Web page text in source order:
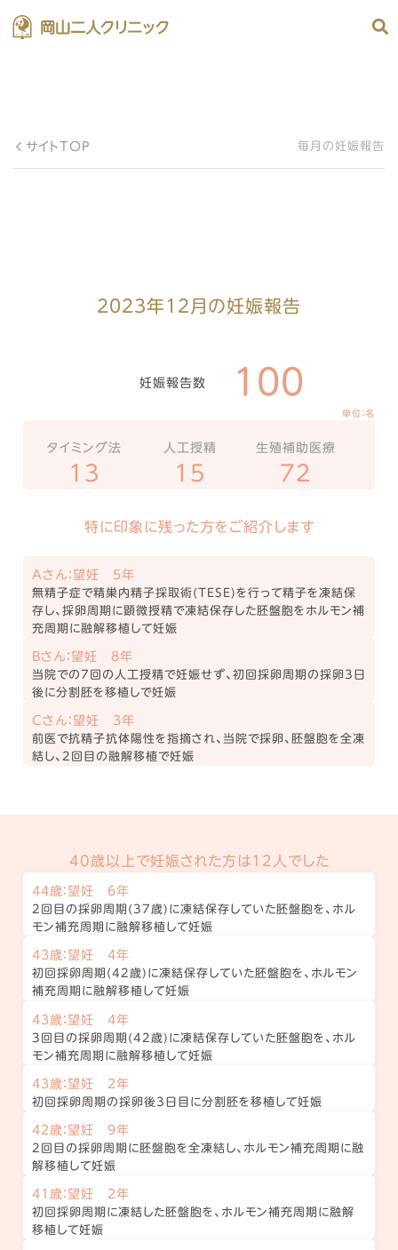
サイトTOP 毎月の妊娠報告
2023年12月の妊娠報告
妊娠報告数 100
単位：名
タイミング法
13
人工授精
15
生殖補助医療
72
特に印象に残った方をご紹介します
Aさん：望妊 5年
無精子症で精巣内精子採取術(TESE)を行って精子を凍結保
存し、採卵周期に顕微授精で凍結保存した胚盤胞をホルモン補
充周期に融解移植して妊娠
Bさん：望妊 8年
当院での7回の人工授精で妊娠せず、初回採卵周期の採卵3日
後に分割胚を移植しで妊娠
Cさん：望妊 3年
前医で抗精子抗体陽性を指摘され、当院で採卵、胚盤胞を全凍
結し、2回目の融解移植で妊娠
40歳以上で妊娠された方は12人でした
44歳：望妊 6年
2回目の採卵周期(37歳)に凍結保存していた胚盤胞を、ホル
モン補充周期に融解移植して妊娠
43歳：望妊 4年
初回採卵周期(42歳)に凍結保存していた胚盤胞を、ホルモン
補充周期に融解移植して妊娠
43歳：望妊 4年
3回目の採卵周期(42歳)に凍結保存していた胚盤胞を、ホル
モン補充周期に融解移植して妊娠
43歳：望妊 2年
初回採卵周期の採卵後3日目に分割胚を移植して妊娠
42歳：望妊 9年
2回目の採卵周期に胚盤胞を全凍結し、ホルモン補充周期に融
解移植して妊娠
41歳：望妊 2年
初回採卵周期に凍結した胚盤胞を、ホルモン補充周期に融解
移植して妊娠